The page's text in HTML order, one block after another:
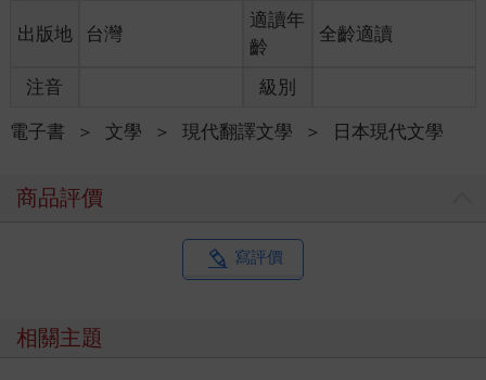
坐下來打開筆記型電腦，幾乎是同一瞬間就聽見警報聲。
微小的聲音逐漸變大，應該是正在接近。這聽起來真的很近啊！
正打算站起身來，音量又逐漸變小，最後聽不見了。
是救護車、警車還是消防車呢？無論如何都不是要進來別墅區內
在那個近到能聽見警報聲的地方。是已經解決了？也可能是什麼
某種阻礙？
約知道自己好像是被管理員們認定為愛抱怨的客人，但畢竟自己
沒能靠電話就得到某種回答的話就無心做任何事情，所以也是無
接起電話的是名女性，充琉差點要啐一聲。勉強忍住了。我明明
出版地 台灣
適讀年
齡
全齡適讀
注音 級別
電子書 ＞ 文學 ＞ 現代翻譯文學 ＞ 日本現代文學
商品評價
寫評價
相關主題